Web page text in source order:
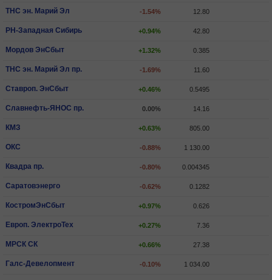
ТНС эн. Марий Эл -1.54% 12.80
РН-Западная Сибирь +0.94% 42.80
Мордов ЭнСбыт +1.32% 0.385
ТНС эн. Марий Эл пр. -1.69% 11.60
Ставроп. ЭнСбыт +0.46% 0.5495
Славнефть-ЯНОС пр. 0.00% 14.16
КМЗ +0.63% 805.00
ОКС -0.88% 1 130.00
Квадра пр. -0.80% 0.004345
Саратовэнерго -0.62% 0.1282
КостромЭнСбыт +0.97% 0.626
Европ. ЭлектроТех +0.27% 7.36
МРСК СК +0.66% 27.38
Галс-Девелопмент -0.10% 1 034.00